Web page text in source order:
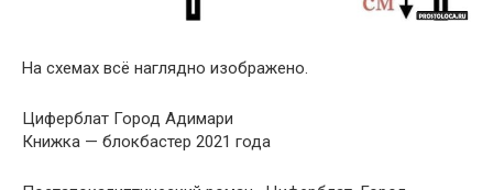
На схемах всё наглядно изображено.
Циферблат Город Адимари
Книжка — блокбастер 2021 года